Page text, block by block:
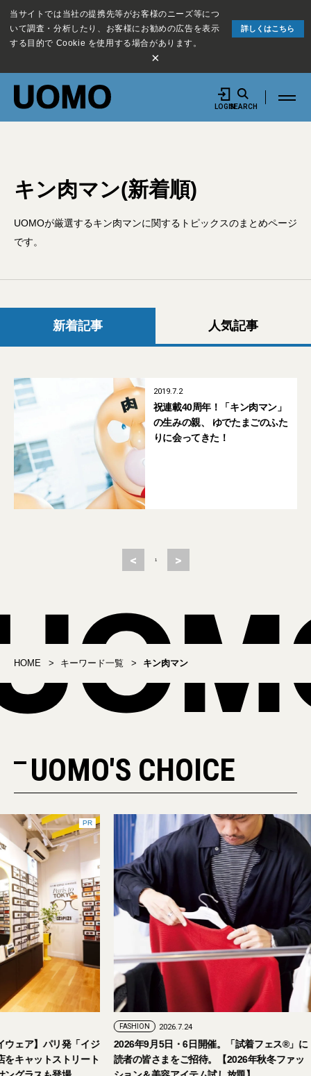
当サイトでは当社の提携先等がお客様のニーズ等につ
いて調査・分析したり、お客様にお勧めの広告を表示
する目的で Cookie を使用する場合があります。
詳しくはこちら
×
LOGINSEARCH
キン肉マン(新着順)
UOMOが厳選するキン肉マンに関するトピックスのまとめページ
です。
新着記事 人気記事
2019.7.2
祝連載40周年！「キン肉マン」
の生みの親、 ゆでたまごのふた
りに会ってきた！
< 1 >
HOME キーワード一覧 キン肉マン
UOMO'S CHOICE
PR
ア】パリ発「イジ
ャットストリート
FASHION 2026.7.24
2026年9月5日・6日開催。「試着フェス®︎」に
読者の皆さまをご招待。【2026年秋冬ファッ